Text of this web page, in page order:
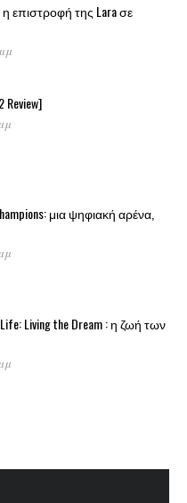
η επιστροφή της Lara σε
Review]
μια ψηφιακή αρένα,
Life: Living the Dream : η ζωή των